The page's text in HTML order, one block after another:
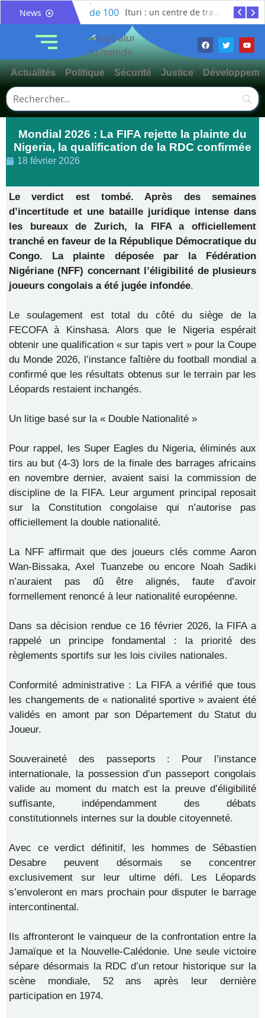
News Ituri : un centre de traitement Ebola de plus de 100 lits ouvre ses portes pour renforcer la riposte
Actualités Politique Sécurité Justice
Mondial 2026 : La FIFA rejette la plainte du
Nigeria, la qualification de la RDC confirmée
18 février 2026
Le verdict est tombé. Après des semaines
d’incertitude et une bataille juridique intense dans
les bureaux de Zurich, la FIFA a officiellement
tranché en faveur de la République Démocratique du
Congo. La plainte déposée par la Fédération
Nigériane (NFF) concernant l’éligibilité de plusieurs
joueurs congolais a été jugée infondée.
Le soulagement est total du côté du siège de la
FECOFA à Kinshasa. Alors que le Nigeria espérait
obtenir une qualification « sur tapis vert » pour la Coupe
du Monde 2026, l’instance faîtière du football mondial a
confirmé que les résultats obtenus sur le terrain par les
Léopards restaient inchangés.
Un litige basé sur la « Double Nationalité »
Pour rappel, les Super Eagles du Nigeria, éliminés aux
tirs au but (4-3) lors de la finale des barrages africains
en novembre dernier, avaient saisi la commission de
discipline de la FIFA. Leur argument principal reposait
sur la Constitution congolaise qui n’autorise pas
officiellement la double nationalité.
La NFF affirmait que des joueurs clés comme Aaron
Wan-Bissaka, Axel Tuanzebe ou encore Noah Sadiki
n’auraient pas dû être alignés, faute d’avoir
formellement renoncé à leur nationalité européenne.
Dans sa décision rendue ce 16 février 2026, la FIFA a
rappelé un principe fondamental : la priorité des
règlements sportifs sur les lois civiles nationales.
Conformité administrative : La FIFA a vérifié que tous
les changements de « nationalité sportive » avaient été
validés en amont par son Département du Statut du
Joueur.
Souveraineté des passeports : Pour l’instance
internationale, la possession d’un passeport congolais
valide au moment du match est la preuve d’éligibilité
suffisante, indépendamment des débats
constitutionnels internes sur la double citoyenneté.
Avec ce verdict définitif, les hommes de Sébastien
Desabre peuvent désormais se concentrer
exclusivement sur leur ultime défi. Les Léopards
s’envoleront en mars prochain pour disputer le barrage
intercontinental.
Ils affronteront le vainqueur de la confrontation entre la
Jamaïque et la Nouvelle-Calédonie. Une seule victoire
sépare désormais la RDC d’un retour historique sur la
scène mondiale, 52 ans après leur dernière
participation en 1974.